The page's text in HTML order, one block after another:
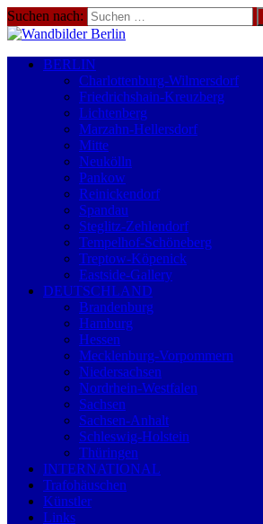
Suchen nach:
BERLIN
Charlottenburg-Wilmersdorf
Friedrichshain-Kreuzberg
Lichtenberg
Marzahn-Hellersdorf
Mitte
Neukölln
Pankow
Reinickendorf
Spandau
Steglitz-Zehlendorf
Tempelhof-Schöneberg
Treptow-Köpenick
Eastside-Gallery
DEUTSCHLAND
Brandenburg
Hamburg
Hessen
Mecklenburg-Vorpommern
Niedersachsen
Nordrhein-Westfalen
Sachsen
Sachsen-Anhalt
Schleswig-Holstein
Thüringen
INTERNATIONAL
Trafohäuschen
Künstler
Links